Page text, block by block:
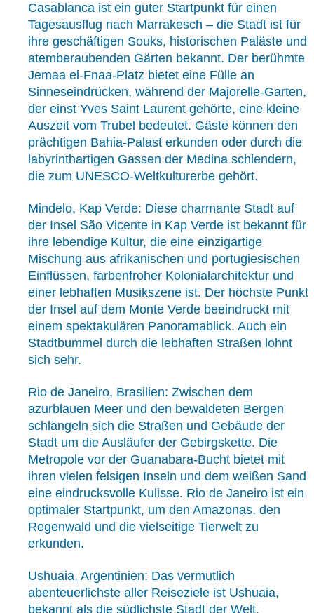
Casablanca ist ein guter Startpunkt für einen
Tagesausflug nach Marrakesch – die Stadt ist für
ihre geschäftigen Souks, historischen Paläste und
atemberaubenden Gärten bekannt. Der berühmte
Jemaa el-Fnaa-Platz bietet eine Fülle an
Sinneseindrücken, während der Majorelle-Garten,
der einst Yves Saint Laurent gehörte, eine kleine
Auszeit vom Trubel bedeutet. Gäste können den
prächtigen Bahia-Palast erkunden oder durch die
labyrinthartigen Gassen der Medina schlendern,
die zum UNESCO-Weltkulturerbe gehört.
Mindelo, Kap Verde: Diese charmante Stadt auf
der Insel São Vicente in Kap Verde ist bekannt für
ihre lebendige Kultur, die eine einzigartige
Mischung aus afrikanischen und portugiesischen
Einflüssen, farbenfroher Kolonialarchitektur und
einer lebhaften Musikszene ist. Der höchste Punkt
der Insel auf dem Monte Verde beeindruckt mit
einem spektakulären Panoramablick. Auch ein
Stadtbummel durch die lebhaften Straßen lohnt
sich sehr.
Rio de Janeiro, Brasilien: Zwischen dem
azurblauen Meer und den bewaldeten Bergen
schlängeln sich die Straßen und Gebäude der
Stadt um die Ausläufer der Gebirgskette. Die
Metropole vor der Guanabara-Bucht bietet mit
ihren vielen felsigen Inseln und dem weißen Sand
eine eindrucksvolle Kulisse. Rio de Janeiro ist ein
optimaler Startpunkt, um den Amazonas, den
Regenwald und die vielseitige Tierwelt zu
erkunden.
Ushuaia, Argentinien: Das vermutlich
abenteuerlichste aller Reiseziele ist Ushuaia,
bekannt als die südlichste Stadt der Welt,